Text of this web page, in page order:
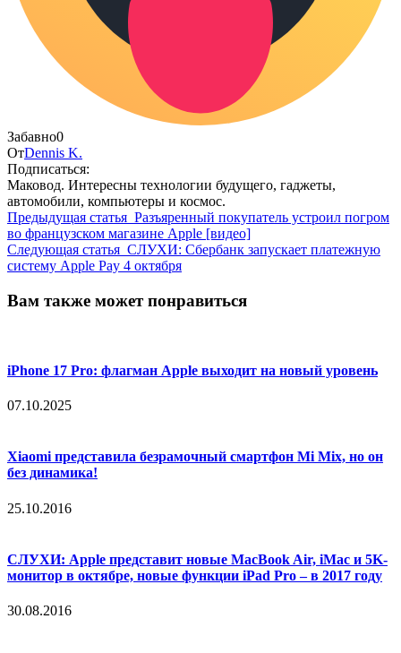
Забавно0
ОтDennis K.
Подписаться:
Маковод. Интересны технологии будущего, гаджеты,
автомобили, компьютеры и космос.
Предыдущая статья Разъяренный покупатель устроил погром
во французском магазине Apple [видео]
Следующая статья СЛУХИ: Сбербанк запускает платежную
систему Apple Pay 4 октября
Вам также может понравиться
iPhone 17 Pro: флагман Apple выходит на новый уровень
07.10.2025
Xiaomi представила безрамочный смартфон Mi Mix, но он
без динамика!
25.10.2016
СЛУХИ: Apple представит новые MacBook Air, iMac и 5K-
монитор в октябре, новые функции iPad Pro – в 2017 году
30.08.2016